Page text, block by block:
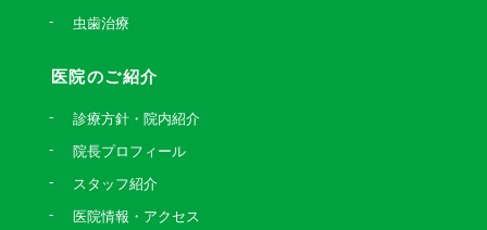
虫歯治療
医院のご紹介
診療方針・院内紹介
院長プロフィール
スタッフ紹介
医院情報・アクセス